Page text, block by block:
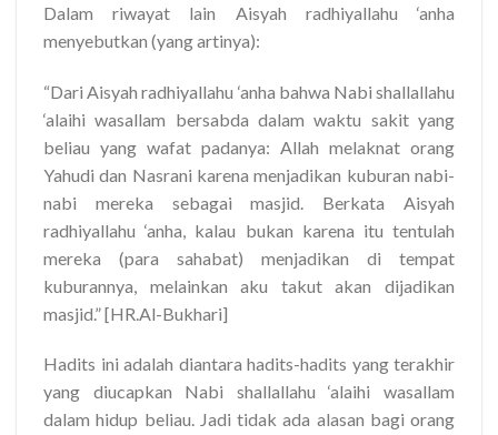
Dalam riwayat lain Aisyah radhiyallahu ‘anha
menyebutkan (yang artinya):
“Dari Aisyah radhiyallahu ‘anha bahwa Nabi shallallahu
‘alaihi wasallam bersabda dalam waktu sakit yang
beliau yang wafat padanya: Allah melaknat orang
Yahudi dan Nasrani karena menjadikan kuburan nabi-
nabi mereka sebagai masjid. Berkata Aisyah
radhiyallahu ‘anha, kalau bukan karena itu tentulah
mereka (para sahabat) menjadikan di tempat
kuburannya, melainkan aku takut akan dijadikan
masjid.” [HR.Al-Bukhari]
Hadits ini adalah diantara hadits-hadits yang terakhir
yang diucapkan Nabi shallallahu ‘alaihi wasallam
dalam hidup beliau. Jadi tidak ada alasan bagi orang